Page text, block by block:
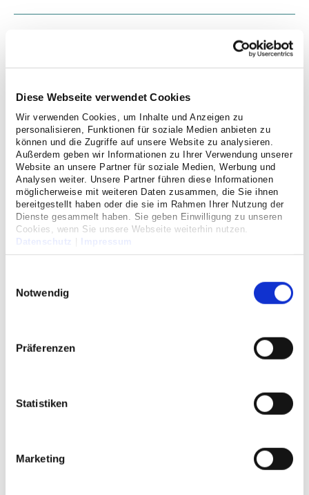
Diese Webseite verwendet Cookies
Wir verwenden Cookies, um Inhalte und Anzeigen zu
personalisieren, Funktionen für soziale Medien anbieten zu
können und die Zugriffe auf unsere Website zu analysieren.
Außerdem geben wir Informationen zu Ihrer Verwendung unserer
Website an unsere Partner für soziale Medien, Werbung und
Analysen weiter. Unsere Partner führen diese Informationen
möglicherweise mit weiteren Daten zusammen, die Sie ihnen
bereitgestellt haben oder die sie im Rahmen Ihrer Nutzung der
Dienste gesammelt haben. Sie geben Einwilligung zu unseren
Cookies, wenn Sie unsere Webseite weiterhin nutzen.
Datenschutz
Impressum
Notwendig
Präferenzen
Statistiken
Marketing
Familiale Pflege – Demenzkurs